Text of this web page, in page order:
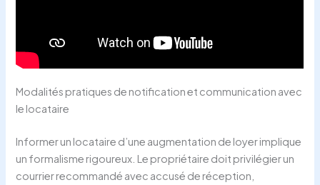
Modalités pratiques de notification et communication avec
le locataire
Informer un locataire d’une augmentation de loyer implique
un formalisme rigoureux. Le propriétaire doit privilégier un
courrier recommandé avec accusé de réception,